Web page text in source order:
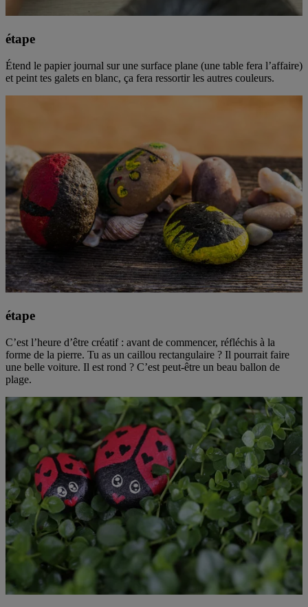
étape
Étend le papier journal sur une surface plane (une table fera l’affaire)
et peint tes galets en blanc, ça fera ressortir les autres couleurs.
étape
C’est l’heure d’être créatif : avant de commencer, réfléchis à la
forme de la pierre. Tu as un caillou rectangulaire ? Il pourrait faire
une belle voiture. Il est rond ? C’est peut-être un beau ballon de
plage.